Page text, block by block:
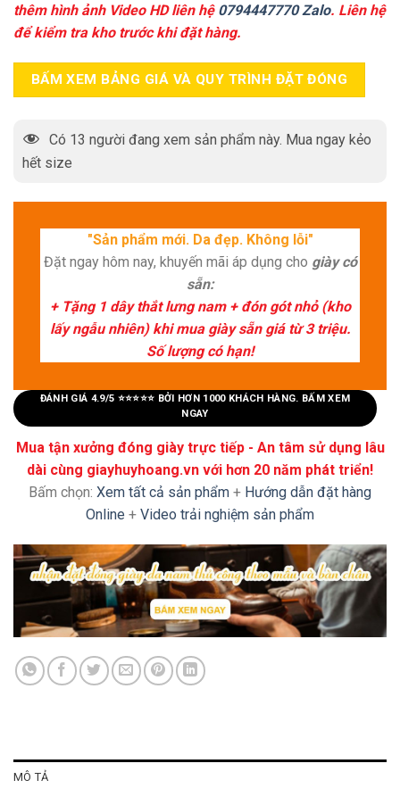
thêm hình ảnh Video HD liên hệ 0794447770 Zalo. Liên hệ
để kiểm tra kho trước khi đặt hàng.
BẤM XEM BẢNG GIÁ VÀ QUY TRÌNH ĐẶT ĐÓNG
Có 13 người đang xem sản phẩm này. Mua ngay kẻo
hết size
"Sản phẩm mới. Da đẹp. Không lỗi"
Đặt ngay hôm nay, khuyến mãi áp dụng cho giày có
sẵn:
+ Tặng 1 dây thắt lưng nam + đón gót nhỏ (kho
lấy ngẫu nhiên) khi mua giày sẵn giá từ 3 triệu.
Số lượng có hạn!
ĐÁNH GIÁ 4.9/5 ⭐⭐⭐⭐⭐ BỞI HƠN 1000 KHÁCH HÀNG. BẤM XEM
NGAY
Mua tận xưởng đóng giày trực tiếp - An tâm sử dụng lâu
dài cùng giayhuyhoang.vn với hơn 20 năm phát triển!
Bấm chọn: Xem tất cả sản phẩm + Hướng dẫn đặt hàng
Online + Video trải nghiệm sản phẩm
MÔ TẢ